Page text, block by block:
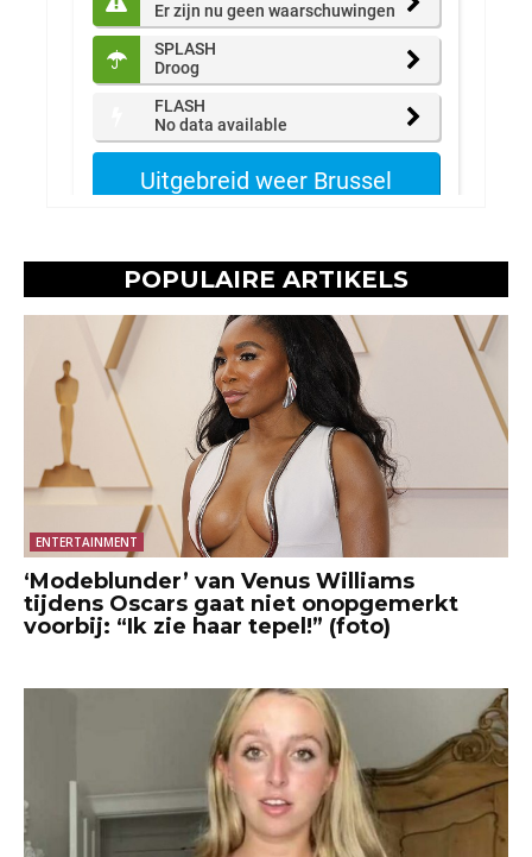
POPULAIRE ARTIKELS
ENTERTAINMENT
‘Modeblunder’ van Venus Williams
tijdens Oscars gaat niet onopgemerkt
voorbij: “Ik zie haar tepel!” (foto)